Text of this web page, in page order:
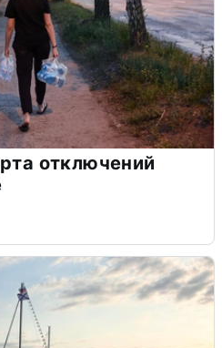
отключений